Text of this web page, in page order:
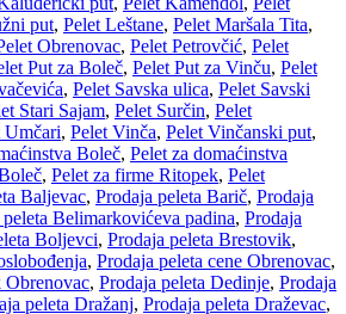
put, Pelet Leštane, Pelet Maršala Tita,
Obrenovac, Pelet Petrovčić, Pelet
Put za Boleč, Pelet Put za Vinču, Pelet
, Pelet Savska ulica, Pelet Savski
Stari Sajam, Pelet Surčin, Pelet
Umčari, Pelet Vinča, Pelet Vinčanski put,
Boleč, Pelet za domaćinstva
, Pelet za firme Ritopek, Pelet
Baljevac, Prodaja peleta Barič, Prodaja
peleta Belimarkovićeva padina, Prodaja
Boljevci, Prodaja peleta Brestovik,
, Prodaja peleta cene Obrenovac,
Obrenovac, Prodaja peleta Dedinje, Prodaja
peleta Dražanj, Prodaja peleta Draževac,